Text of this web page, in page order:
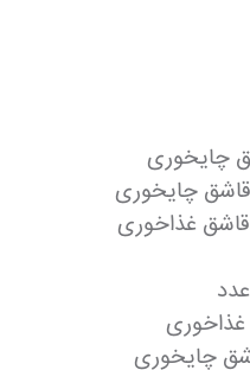
چایخوری
قاشق چایخوری
غذاخوری